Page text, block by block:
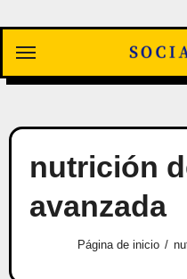
contenido
nutrición
avanzada
Página de inicio